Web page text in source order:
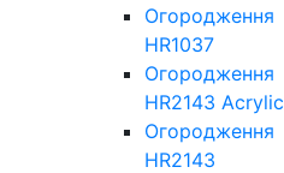
Огородження
HR1037
Огородження
HR2143 Acrylic
Огородження
HR2143